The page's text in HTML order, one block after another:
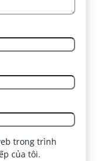
trong trình
của tôi.